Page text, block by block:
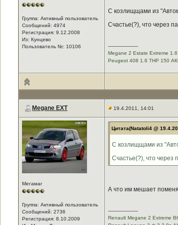
Группа: Активный пользователь
Сообщений: 4974
Регистрация: 9.12.2008
Из: Кунцево
Пользователь №: 10106
С козлищщами из
Счастье(?), что через
--------------------
Megane 2 Estate Extreme
Peugeot 408 1.6 THP 150
Megane EXT 19.4.2011, 14:01
Мегамаг
Группа: Активный пользователь
Сообщений: 2736
Регистрация: 8.10.2009
Цитата(Natatoli4 @
С козлищщами из
Счастье(?), что через
А что им мешает
--------------------
Renault Megane 2 Extreme